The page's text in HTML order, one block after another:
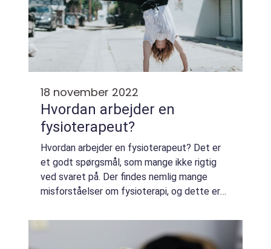
18 november 2022
Hvordan arbejder en
fysioterapeut?
Hvordan arbejder en fysioterapeut? Det er
et godt spørgsmål, som mange ikke rigtig
ved svaret på. Der findes nemlig mange
misforståelser om fysioterapi, og dette er
at kast...